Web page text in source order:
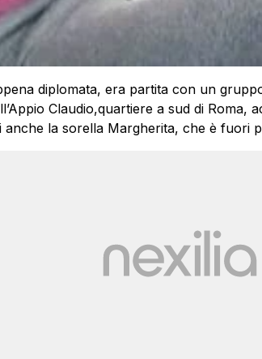
diplomata, era partita con un
Claudio,quartiere a sud di Roma,
anche la sorella Margherita, che è fuori